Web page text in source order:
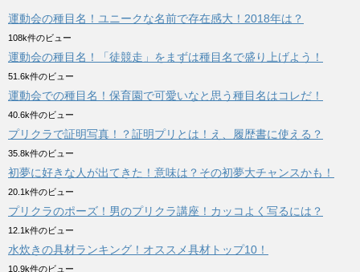
運動会の種目名！ユニークな名前で存在感大！2018年は？
108k件のビュー
運動会の種目名！「徒競走」をまずは種目名で盛り上げよう！
51.6k件のビュー
運動会での種目名！保育園で可愛いなと思う種目名はコレだ！
40.6k件のビュー
プリクラで証明写真！？証明プリとは！え、履歴書に使える？
35.8k件のビュー
初夢に好きな人が出てきた！意味は？その初夢大チャンスかも！
20.1k件のビュー
プリクラのポーズ！男のプリクラ講座！カッコよく写るには？
12.1k件のビュー
水炊きの具材ランキング！オススメ具材トップ10！
10.9k件のビュー